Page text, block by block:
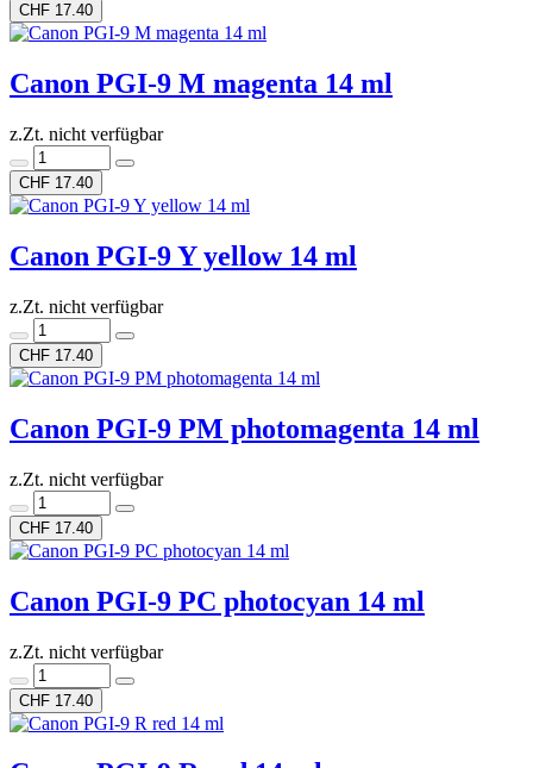
CHF 17.40
Canon PGI-9 M magenta 14 ml
z.Zt. nicht verfügbar
CHF 17.40
Canon PGI-9 Y yellow 14 ml
z.Zt. nicht verfügbar
CHF 17.40
Canon PGI-9 PM photomagenta 14 ml
z.Zt. nicht verfügbar
CHF 17.40
Canon PGI-9 PC photocyan 14 ml
z.Zt. nicht verfügbar
CHF 17.40